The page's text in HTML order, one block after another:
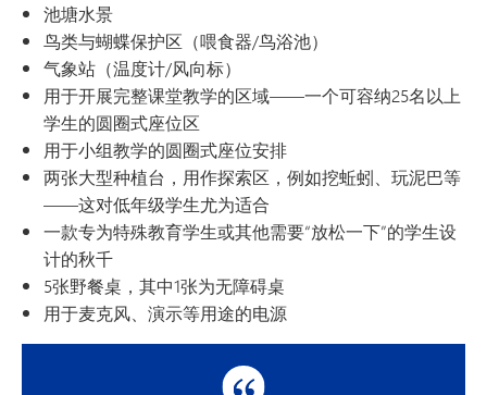
池塘水景
鸟类与蝴蝶保护区（喂食器/鸟浴池）
气象站（温度计/风向标）
用于开展完整课堂教学的区域——一个可容纳25名以上
学生的圆圈式座位区
用于小组教学的圆圈式座位安排
两张大型种植台，用作探索区，例如挖蚯蚓、玩泥巴等
——这对低年级学生尤为适合
一款专为特殊教育学生或其他需要“放松一下”的学生设
计的秋千
5张野餐桌，其中1张为无障碍桌
用于麦克风、演示等用途的电源